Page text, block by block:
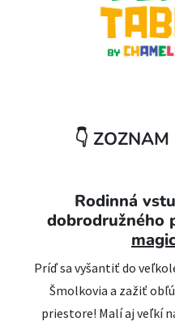
👇
Rodinná
dobrodružného
Príď sa vyšantiť do
Šmolkovia a zažiť
priestore! Malí aj veľkí